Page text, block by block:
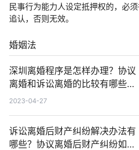
民事行为能力人设定抵押权的，必
追认，否则无效。
婚姻法
深圳离婚程序是怎样办理？协议
离婚和诉讼离婚的比较有哪些不
同？
2023-04-27
诉讼离婚后财产纠纷解决办法有
哪些？协议离婚后财产纠纷如何